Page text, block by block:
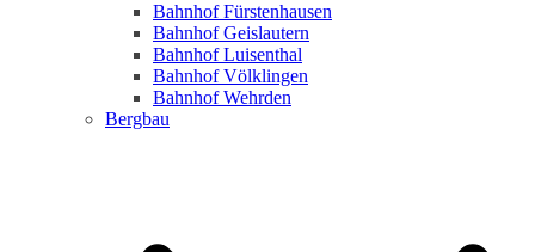
Bahnhof Fürstenhausen
Bahnhof Geislautern
Bahnhof Luisenthal
Bahnhof Völklingen
Bahnhof Wehrden
Bergbau